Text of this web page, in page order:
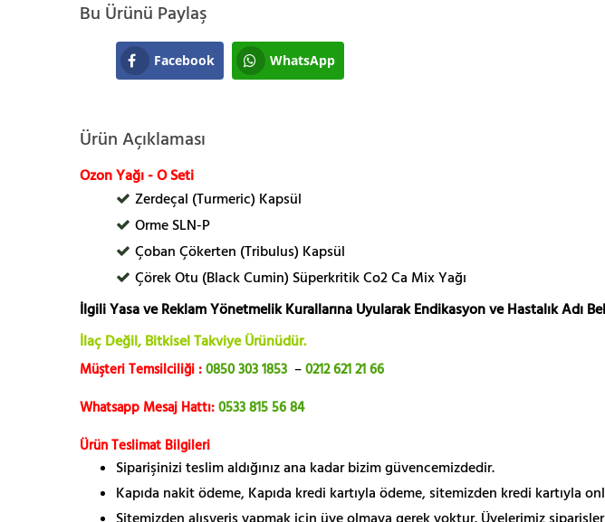
Bu Ürünü Paylaş
Facebook WhatsApp
Ürün Açıklaması
Ozon Yağı - O Seti
Zerdeçal (Turmeric) Kapsül
Orme SLN-P
Çoban Çökerten (Tribulus) Kapsül
Çörek Otu (Black Cumin) Süperkritik Co2 Ca Mix Yağı
İlgili Yasa ve Reklam Yönetmelik Kurallarına Uyularak Endikasyon ve Hastalık Adı
İlaç Değil, Bitkisel Takviye Ürünüdür.
Müşteri Temsilciliği :0850 303 1853 –0212 621 21 66
Whatsapp Mesaj Hattı:0533 815 56 84
Ürün Teslimat Bilgileri
Siparişinizi teslim aldığınız ana kadar bizim güvencemizdedir.
Kapıda nakit ödeme, Kapıda kredi kartıyla ödeme, sitemizden kredi kartıyla